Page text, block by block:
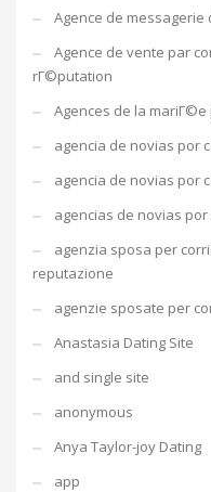
Agence de
Agence de vente par
rГ©putation
Agences de la
agencia de novias por
agencia de novias por
agencias de novias
agenzia sposa per
reputazione
agenzie sposate per
Anastasia Dating Site
and single site
anonymous
Anya Taylor-joy Dating
app